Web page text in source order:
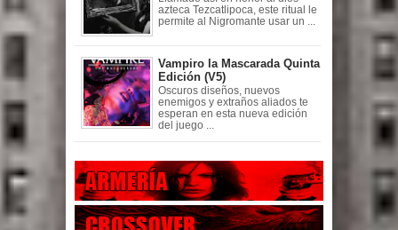
azteca Tezcatlipoca, este ritual le
permite al Nigromante usar un ...
Vampiro la Mascarada Quinta
Edición (V5)
Oscuros diseños, nuevos
enemigos y extraños aliados te
esperan en esta nueva edición
del juego ...